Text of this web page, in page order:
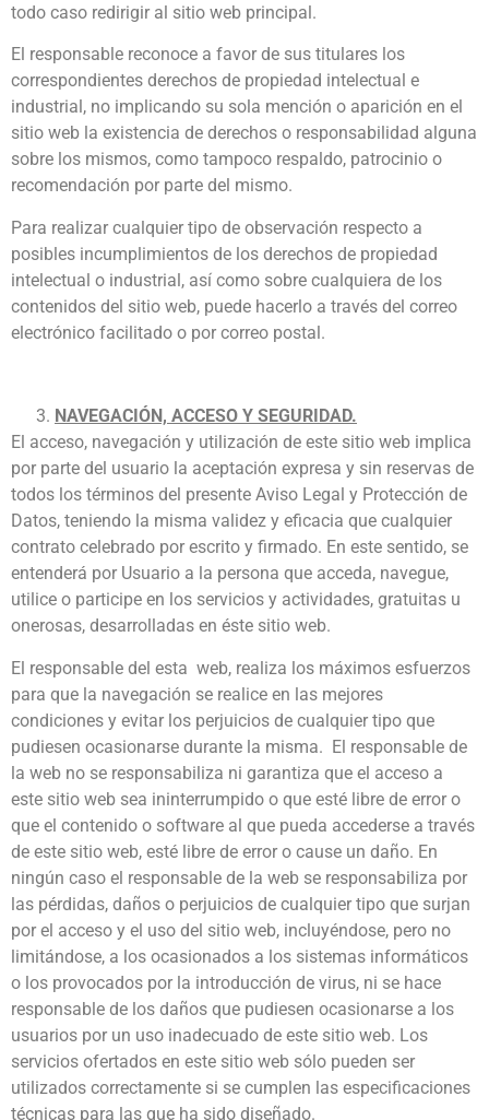
todo caso redirigir al sitio web principal.
El responsable reconoce a favor de sus titulares los
correspondientes derechos de propiedad intelectual e
industrial, no implicando su sola mención o aparición en el
sitio web la existencia de derechos o responsabilidad alguna
sobre los mismos, como tampoco respaldo, patrocinio o
recomendación por parte del mismo.
Para realizar cualquier tipo de observación respecto a
posibles incumplimientos de los derechos de propiedad
intelectual o industrial, así como sobre cualquiera de los
contenidos del sitio web, puede hacerlo a través del correo
electrónico facilitado o por correo postal.
NAVEGACIÓN, ACCESO Y SEGURIDAD.
El acceso, navegación y utilización de este sitio web implica
por parte del usuario la aceptación expresa y sin reservas de
todos los términos del presente Aviso Legal y Protección de
Datos, teniendo la misma validez y eficacia que cualquier
contrato celebrado por escrito y firmado. En este sentido, se
entenderá por Usuario a la persona que acceda, navegue,
utilice o participe en los servicios y actividades, gratuitas u
onerosas, desarrolladas en éste sitio web.
El responsable del esta web, realiza los máximos esfuerzos
para que la navegación se realice en las mejores
condiciones y evitar los perjuicios de cualquier tipo que
pudiesen ocasionarse durante la misma. El responsable de
la web no se responsabiliza ni garantiza que el acceso a
este sitio web sea ininterrumpido o que esté libre de error o
que el contenido o software al que pueda accederse a través
de este sitio web, esté libre de error o cause un daño. En
ningún caso el responsable de la web se responsabiliza por
las pérdidas, daños o perjuicios de cualquier tipo que surjan
por el acceso y el uso del sitio web, incluyéndose, pero no
limitándose, a los ocasionados a los sistemas informáticos
o los provocados por la introducción de virus, ni se hace
responsable de los daños que pudiesen ocasionarse a los
usuarios por un uso inadecuado de este sitio web. Los
servicios ofertados en este sitio web sólo pueden ser
utilizados correctamente si se cumplen las especificaciones
técnicas para las que ha sido diseñado.